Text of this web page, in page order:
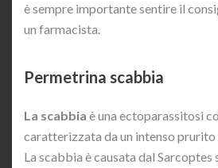
è sempre importante sentire il
un farmacista.
Permetrina scabbia
La scabbia è una ectoparassitosi
caratterizzata da un intenso
La scabbia è causata dal Sarcoptes